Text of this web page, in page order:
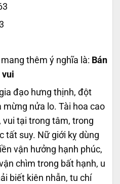
mang thêm ý nghĩa là: Bán
vui
đạo hưng thịnh, đột
mừng nửa lo. Tài hoa cao
vui tại trong tâm, trong
tất suy. Nữ giới kỵ dùng
vận hưởng hạnh phúc,
chìm trong bất hạnh, u
biết kiên nhẫn, tu chí